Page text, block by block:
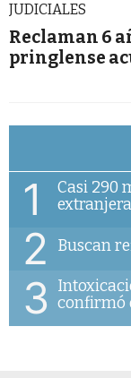
JUDICIALES
Reclaman 6
pringlense
1
Casi 290
2 Buscan
3 confirmó